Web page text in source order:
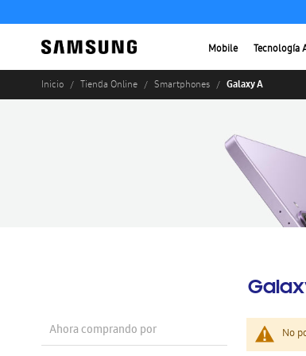
Mobile Tecnología
Inicio Tienda Online Smartphones Galaxy A
No
Ahora comprando por